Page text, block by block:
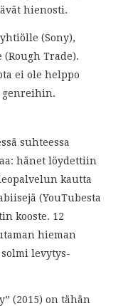
hienosti.
(Sony),
Trade).
ei ole helppo
suhteessa
hänet löydettiin
kautta
(YouTubesta
kooste. 12
hieman
levytys-
(2015) on tähän